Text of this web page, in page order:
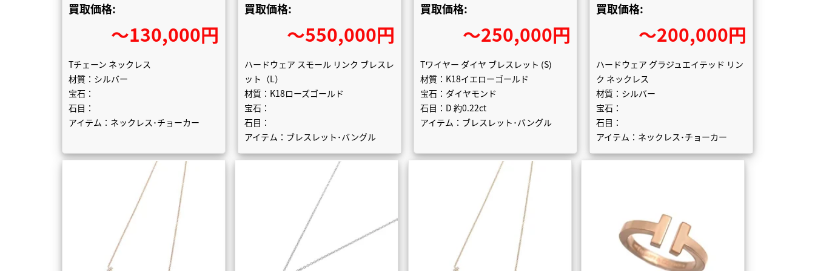
買取価格:
〜130,000円
Tチェーン ネックレス
材質：シルバー
宝石：
石目：
アイテム：ネックレス･チョーカー
買取価格:
〜550,000円
ハードウェア スモール リンク ブレスレ
ット（L）
材質：K18ローズゴールド
宝石：
石目：
アイテム：ブレスレット･バングル
買取価格:
〜250,000円
Tワイヤー ダイヤ ブレスレット (S)
材質：K18イエローゴールド
宝石：ダイヤモンド
石目：D 約0.22ct
アイテム：ブレスレット･バングル
買取価格:
〜200,000円
ハードウェア グラジュエイテッド リン
ク ネックレス
材質：シルバー
宝石：
石目：
アイテム：ネックレス･チョーカー